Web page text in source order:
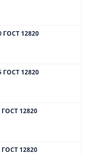
ГОСТ 12820
ГОСТ 12820
12820
12820